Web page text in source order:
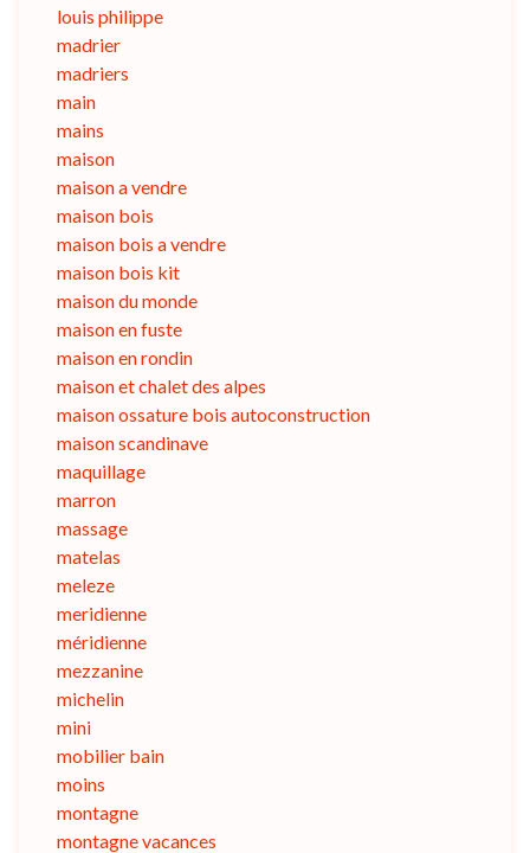
louis philippe
madrier
madriers
main
mains
maison
maison a vendre
maison bois
maison bois a vendre
maison bois kit
maison du monde
maison en fuste
maison en rondin
maison et chalet des alpes
maison ossature bois autoconstruction
maison scandinave
maquillage
marron
massage
matelas
meleze
meridienne
méridienne
mezzanine
michelin
mini
mobilier bain
moins
montagne
montagne vacances